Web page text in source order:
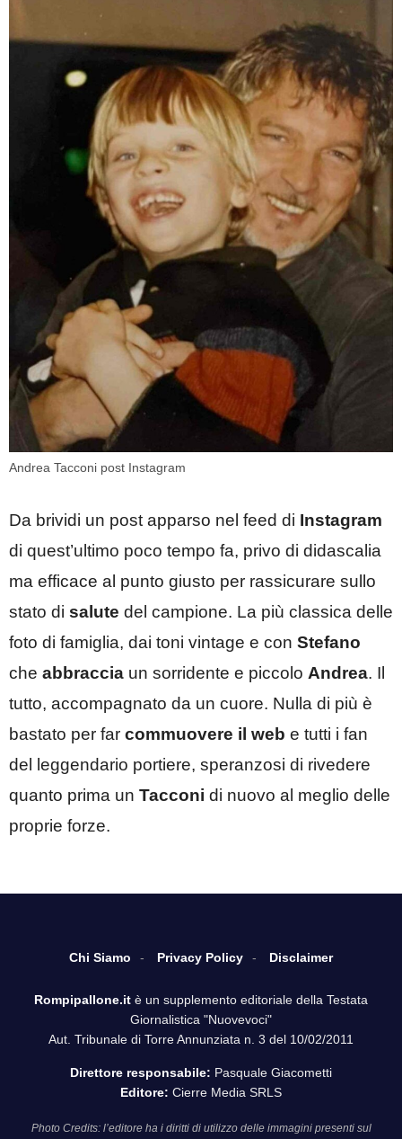
Andrea Tacconi post Instagram
Da brividi un post apparso nel feed di Instagram
di quest’ultimo poco tempo fa, privo di didascalia
ma efficace al punto giusto per rassicurare sullo
stato di salute del campione. La più classica delle
foto di famiglia, dai toni vintage e con Stefano
che abbraccia un sorridente e piccolo Andrea. Il
tutto, accompagnato da un cuore. Nulla di più è
bastato per far commuovere il web e tutti i fan
del leggendario portiere, speranzosi di rivedere
quanto prima un Tacconi di nuovo al meglio delle
proprie forze.
Chi Siamo Privacy Policy Disclaimer
Rompipallone.it è un supplemento editoriale della Testata
Giornalistica "Nuovevoci"
Aut. Tribunale di Torre Annunziata n. 3 del 10/02/2011
Direttore responsabile: Pasquale Giacometti
Editore: Cierre Media SRLS
Photo Credits: l’editore ha i diritti di utilizzo delle immagini presenti sul